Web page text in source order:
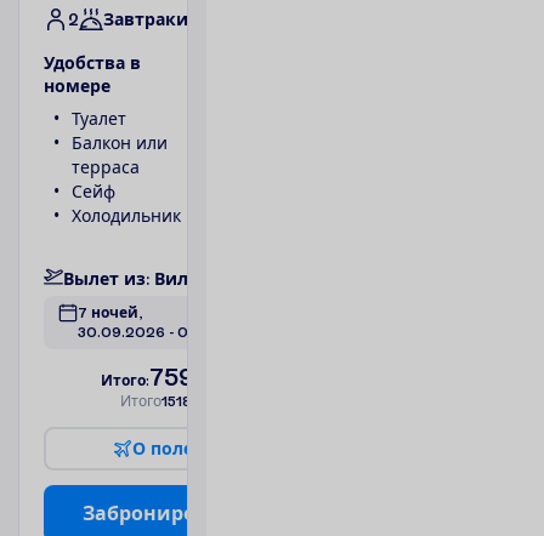
2 Завтраки
Удобства в
номере
Туалет
Балкон или
терраса
Сейф
Холодильник
Вылет из: Вил
7 ночей,
30.09.2026 - 07.10.2026
Итого:759.00
Итого1518.00
О поле
Заброниро